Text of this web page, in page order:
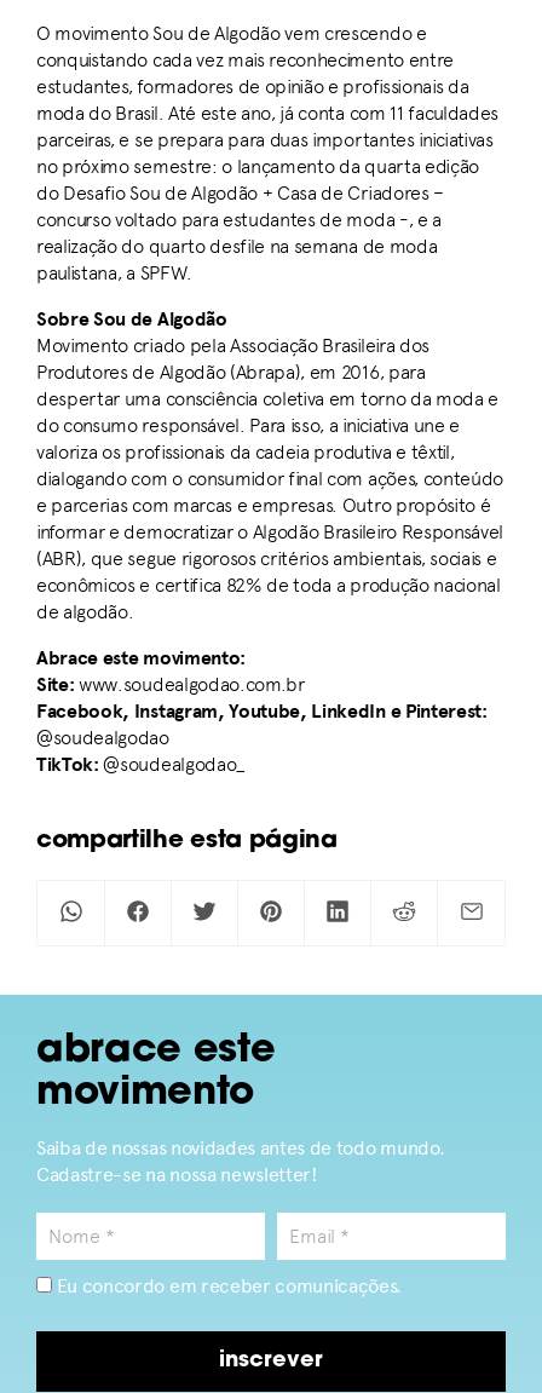
O movimento Sou de Algodão vem crescendo e
conquistando cada vez mais reconhecimento entre
estudantes, formadores de opinião e profissionais da
moda do Brasil. Até este ano, já conta com 11 faculdades
parceiras, e se prepara para duas importantes iniciativas
no próximo semestre: o lançamento da quarta edição
do Desafio Sou de Algodão + Casa de Criadores –
concurso voltado para estudantes de moda -, e a
realização do quarto desfile na semana de moda
paulistana, a SPFW.
Sobre Sou de Algodão
Movimento criado pela Associação Brasileira dos
Produtores de Algodão (Abrapa), em 2016, para
despertar uma consciência coletiva em torno da moda e
do consumo responsável. Para isso, a iniciativa une e
valoriza os profissionais da cadeia produtiva e têxtil,
dialogando com o consumidor final com ações, conteúdo
e parcerias com marcas e empresas. Outro propósito é
informar e democratizar o Algodão Brasileiro Responsável
(ABR), que segue rigorosos critérios ambientais, sociais e
econômicos e certifica 82% de toda a produção nacional
de algodão.
Abrace este movimento:
Site: www.soudealgodao.com.br
Facebook, Instagram, Youtube, LinkedIn e Pinterest:
@soudealgodao
TikTok: @soudealgodao_
compartilhe esta página
abrace este
movimento
Saiba de nossas novidades antes de todo mundo.
Cadastre-se na nossa newsletter!
Eu concordo em receber comunicações.
inscrever